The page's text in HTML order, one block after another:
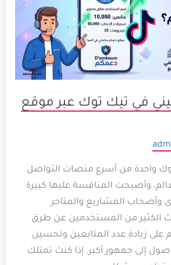
في تيك توك عبر موقع
واحدة من أسرع منصات التواصل
وأصبحت المنافسة عليها كبيرة
وأصحاب المشاريع والمتاجر
الكثير من المستخدمين عن طرق
على زيادة عدد المتابعين وتحسين
إلى جمهور أكبر. إذا كنت تمتلك